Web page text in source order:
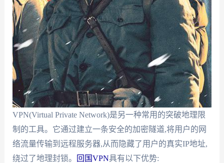
VPN(Virtual Private Network)是另一种常用的突破地理限
制的工具。它通过建立一条安全的加密隧道,将用户的网
络流量传输到远程服务器,从而隐藏了用户的真实IP地址,
绕过了地理封锁。
回国VPN具有以下优势: